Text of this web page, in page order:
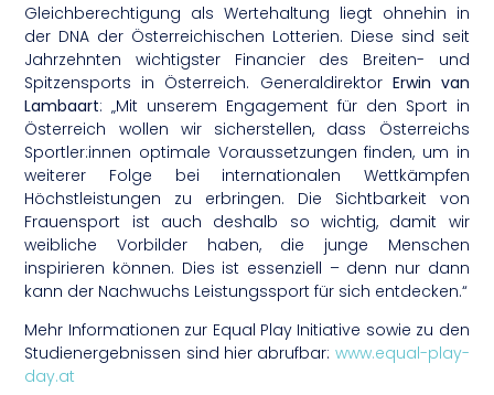
Gleichberechtigung als Wertehaltung liegt ohnehin in
der DNA der Österreichischen Lotterien. Diese sind seit
Jahrzehnten wichtigster Financier des Breiten- und
Spitzensports in Österreich. Generaldirektor Erwin van
Lambaart: „Mit unserem Engagement für den Sport in
Österreich wollen wir sicherstellen, dass Österreichs
Sportler:innen optimale Voraussetzungen finden, um in
weiterer Folge bei internationalen Wettkämpfen
Höchstleistungen zu erbringen. Die Sichtbarkeit von
Frauensport ist auch deshalb so wichtig, damit wir
weibliche Vorbilder haben, die junge Menschen
inspirieren können. Dies ist essenziell – denn nur dann
kann der Nachwuchs Leistungssport für sich entdecken.“
Mehr Informationen zur Equal Play Initiative sowie zu den
Studienergebnissen sind hier abrufbar: www.equal-play-
day.at